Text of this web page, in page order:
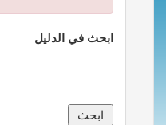
ابحث في الدليل